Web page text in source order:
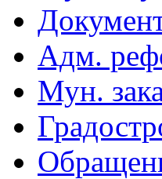
Адм.
Мун.